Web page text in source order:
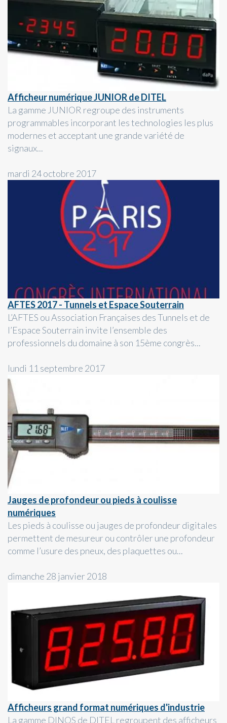
Afficheur numérique JUNIOR de DITEL
La gamme JUNIOR regroupe des instruments
programmables incorporant les technologies les plus
modernes et acceptant une grande variété de
signaux...
mardi 24 octobre 2017
AFTES 2017 - Tunnels et Espace Souterrain
L’AFTES ou Association Françaises des Tunnels et de
l’Espace Souterrain invite l’ensemble des
professionnels du domaine à son 15ème congrès...
lundi 11 septembre 2017
Jauges de profondeur ou pieds à coulisse
numériques
Les pieds à coulisse ou jauges de profondeur digitales
permettent de mesureur ou contrôler une profondeur
comme l’usure des pneux, des plaquettes ou...
dimanche 28 janvier 2018
Afficheurs grand format numériques d'industrie
La gamme DINOS de DITEL regroupent des afficheurs